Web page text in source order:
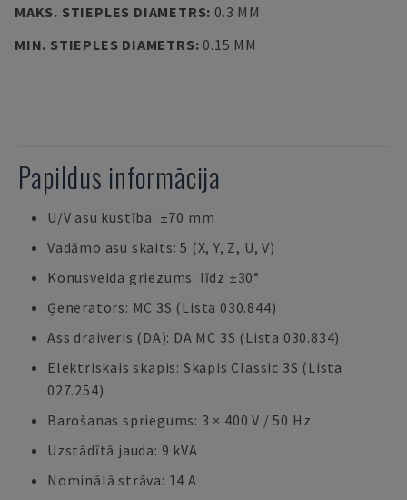
MAKS. STIEPLES DIAMETRS: 0.3 MM
MIN. STIEPLES DIAMETRS: 0.15 MM
Papildus informācija
U/V asu kustība: ±70 mm
Vadāmo asu skaits: 5 (X, Y, Z, U, V)
Konusveida griezums: līdz ±30°
Ģenerators: MC 3S (Lista 030.844)
Ass draiveris (DA): DA MC 3S (Lista 030.834)
Elektriskais skapis: Skapis Classic 3S (Lista
027.254)
Barošanas spriegums: 3 × 400 V / 50 Hz
Uzstādītā jauda: 9 kVA
Nominālā strāva: 14 A